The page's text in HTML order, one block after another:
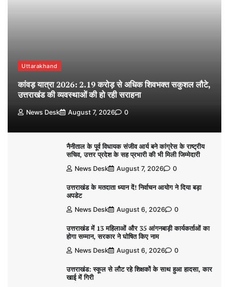
Uttarakhand
कांवड़ यात्रा 2026: 2.19 करोड़ से अधिक शिवभक्त सकुशल लौटे,
उत्तराखंड की व्यवस्थाओं की हो रही सराहना
News Desk August 7, 2026 0
नैनीताल के पूर्व विधायक संजीव आर्य बने कांग्रेस के राष्ट्रीय
सचिव, उत्तर प्रदेश के सह प्रभारी की भी मिली जिम्मेदारी
News Desk August 7, 2026 0
उत्तराखंड के मतदाता ध्यान दें! निर्वाचन आयोग ने दिया बड़ा
अपडेट
News Desk August 6, 2026 0
उत्तराखंड में 13 महिलाओं और 35 आंगनबाड़ी कार्यकर्ताओं का
होगा सम्मान, सरकार ने घोषित किए नाम
News Desk August 6, 2026 0
उत्तराखंड: स्कूल से लौट रहे शिक्षकों के साथ हुआ हादसा, कार
खाई में गिरी